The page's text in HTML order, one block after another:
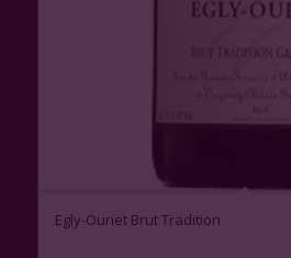
Egly-Ouriet Brut Tradition